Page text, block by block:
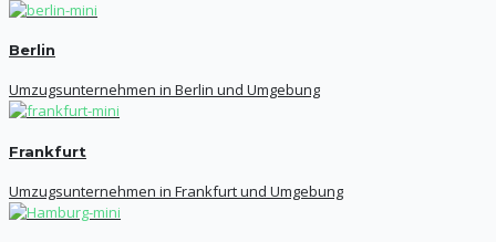
Berlin
Umzugsunternehmen in Berlin und Umgebung
Frankfurt
Umzugsunternehmen in Frankfurt und Umgebung